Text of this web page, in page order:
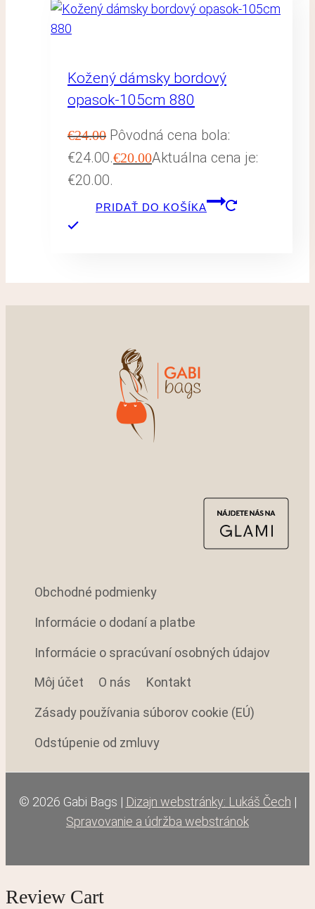
Kožený dámsky bordový
opasok-105cm 880
€24.00 Pôvodná cena bola:
€24.00.€20.00Aktuálna cena je:
€20.00.
PRIDAŤ DO KOŠÍKA
Obchodné podmienky
Informácie o dodaní a platbe
Informácie o spracúvaní osobných údajov
Môj účet O nás Kontakt
Zásady používania súborov cookie (EÚ)
Odstúpenie od zmluvy
© 2026 Gabi Bags | Dizajn webstránky: Lukáš Čech |
Spravovanie a údržba webstránok
Review Cart